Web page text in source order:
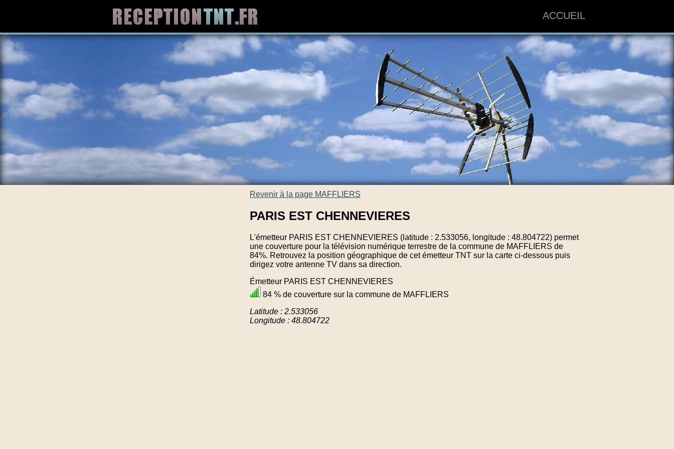
ACCUEIL
Revenir à la page MAFFLIERS
PARIS EST CHENNEVIERES
L'émetteur PARIS EST CHENNEVIERES (latitude : 2.533056, longitude : 48.804722) permet
une couverture pour la télévision numérique terrestre de la commune de MAFFLIERS de
84%. Retrouvez la position géographique de cet émetteur TNT sur la carte ci-dessous puis
dirigez votre antenne TV dans sa direction.
Émetteur PARIS EST CHENNEVIERES
84 % de couverture sur la commune de MAFFLIERS
Latitude : 2.533056
Longitude : 48.804722